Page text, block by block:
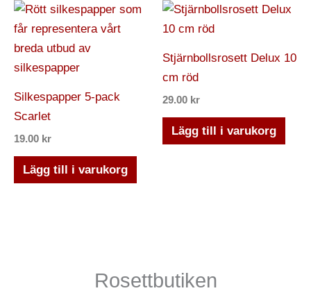
väljas
produktsidan
Silkespapper 5-pack
Scarlet
19.00 kr
Lägg till i varukorg
Stjärnbollsrosett Delux 10
cm röd
29.00 kr
Lägg till i varukorg
Rosettbutiken